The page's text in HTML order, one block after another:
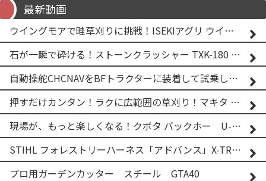
最新動画
ウイングモアで畦草刈りに挑戦！ISEKIアグリ ウイングモア WM746AF
石が一瞬で砕ける！ストーンクラッシャー TXK-180 実演
自動操舵CHCNAVをBFトラクターに装着して試乗してみた！！ CHCNAV NX610
押すだけカンタン！ラクに広範囲の草刈り！マキタ バッテリー式草刈り機 MUG001G 2
現場が、もっと楽しくなる！クボタ バックホー U-25-3A
STIHL フォレストリーハーネス「アドバンス」X-TREEm
プロ用ガーデンカッター スチール GTA40